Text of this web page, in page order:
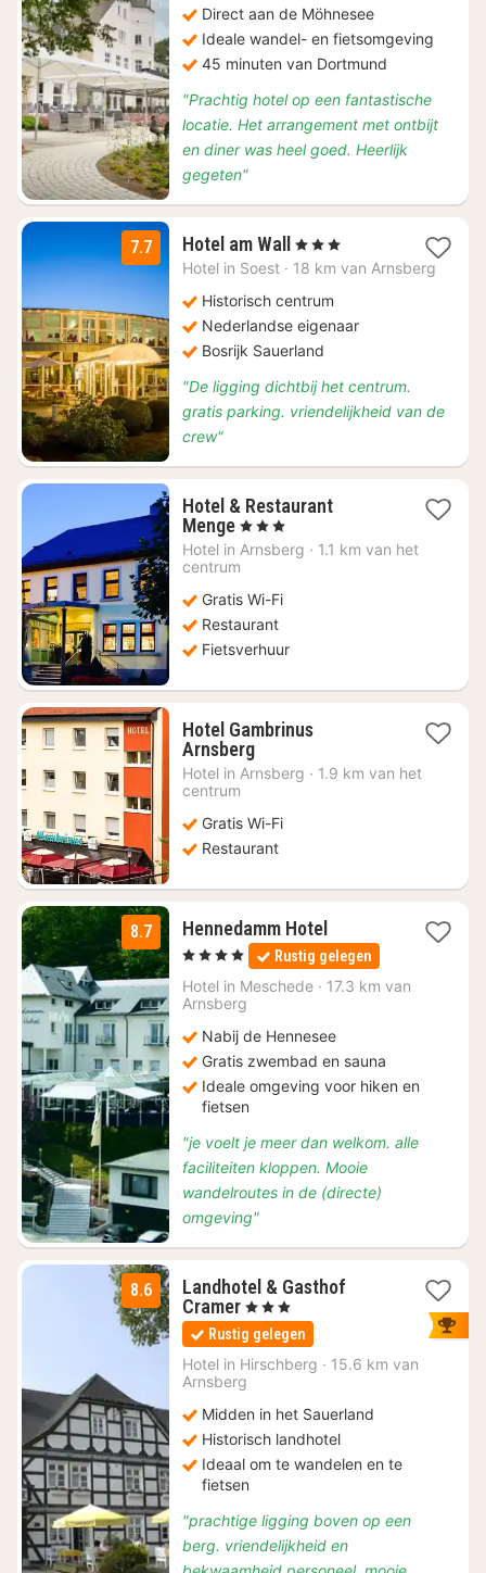
Direct aan de Möhnesee
Ideale wandel- en fietsomgeving
45 minuten van Dortmund
"Prachtig hotel op een fantastische
locatie. Het arrangement met ontbijt
en diner was heel goed. Heerlijk
gegeten"
7.7 Hotel am Wall
1
nacht
€
81,86
, 3 Sterren
Hotel in Soest · 18 km van Arnsberg
Historisch centrum
Nederlandse eigenaar
Bosrijk Sauerland
"De ligging dichtbij het centrum.
gratis parking. vriendelijkheid van de
crew"
Hotel & Restaurant
Menge1
nacht
vanaf
78,13
, 3 Sterren
Hotel in Arnsberg · 1.1 km van het
centrum
Gratis Wi-Fi
Restaurant
Fietsverhuur
Hotel Gambrinus
Arnsberg1
nacht
vanaf
73,83
Hotel in Arnsberg · 1.9 km van het
centrum
Gratis Wi-Fi
Restaurant
8.7 Hennedamm Hotel3
nachten
vanaf
€
, 4 Sterren Rustig gelegen
Hotel in Meschede · 17.3 km van
Arnsberg
Nabij de Hennesee
Gratis zwembad en sauna
Ideale omgeving voor hiken en
fietsen
"je voelt je meer dan welkom. alle
faciliteiten kloppen. Mooie
wandelroutes in de (directe)
omgeving"
8.6
Landhotel & Gasthof
Cramer1
nacht
vanaf
€
115
, 3 Sterren
Rustig gelegen
Hotel in Hirschberg · 15.6 km van
Arnsberg
Midden in het Sauerland
Historisch landhotel
Ideaal om te wandelen en te
fietsen
"prachtige ligging boven op een
berg. vriendelijkheid en